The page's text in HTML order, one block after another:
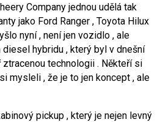
Company jednou udělá tak
jako Ford Ranger , Toyota Hilux
nyní , není jen vozidlo , ale
hybridu , který byl v dnešní
technologii . Někteří si
mysleli , že je to jen koncept , ale
pickup , který je nejen levný